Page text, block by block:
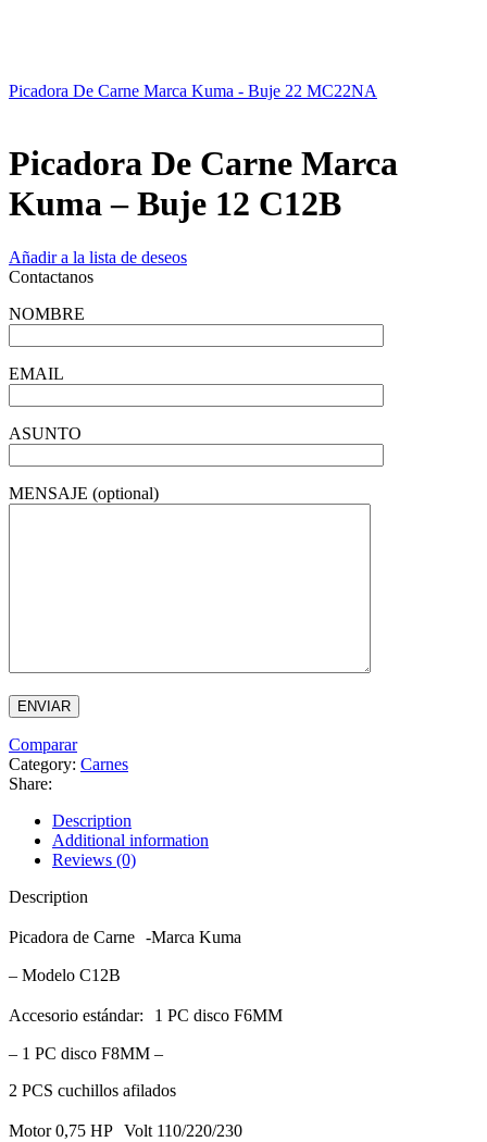
Picadora De Carne Marca Kuma - Buje 22 MC22NA
Picadora De Carne Marca
Kuma – Buje 12 C12B
Añadir a la lista de deseos
Contactanos
NOMBRE
EMAIL
ASUNTO
MENSAJE (optional)
Comparar
Category: Carnes
Share:
Description
Additional information
Reviews (0)
Description
Picadora de Carne -Marca Kuma
– Modelo C12B
Accesorio estándar: 1 PC disco F6MM
– 1 PC disco F8MM –
2 PCS cuchillos afilados
Motor 0,75 HP Volt 110/220/230